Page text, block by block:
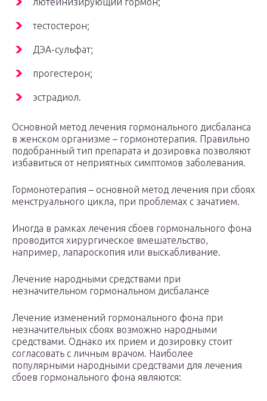
тестостерон;
ДЭА-сульфат;
прогестерон;
эстрадиол.
Основной метод лечения гормонального дисбаланса
в женском организме – гормонотерапия. Правильно
подобранный тип препарата и дозировка позволяют
избавиться от неприятных симптомов заболевания.
Гормонотерапия – основной метод лечения при сбоях
менструального цикла, при проблемах с зачатием.
Иногда в рамках лечения сбоев гормонального фона
проводится хирургическое вмешательство,
например, лапароскопия или выскабливание.
Лечение народными средствами при
незначительном гормональном дисбалансе
Лечение изменений гормонального фона при
незначительных сбоях возможно народными
средствами. Однако их прием и дозировку стоит
согласовать с личным врачом. Наиболее
популярными народными средствами для лечения
сбоев гормонального фона являются: